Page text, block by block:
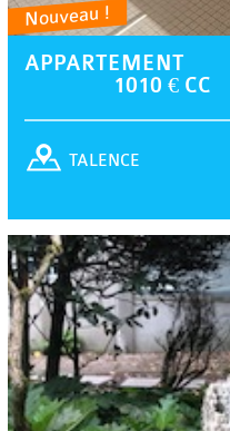
Nouveau !
APPARTEMENT
1010 € CC
TALENCE